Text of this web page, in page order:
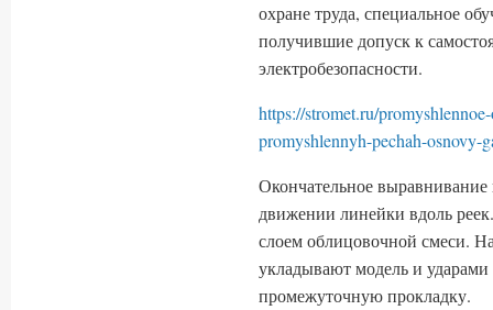
охране труда, специальное
получившие допуск к
электробезопасности.
https://stromet.ru/
promyshlennyh-pechah-osnovy-
Окончательное выравнивание
движении линейки вдоль
слоем облицовочной смеси.
укладывают модель и
промежуточную прокладку.